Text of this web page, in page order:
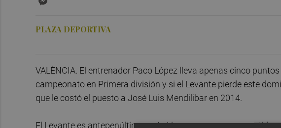
PLAZA DEPORTIVA
VALÈNCIA. El entrenador Paco López lleva apenas cinco
campeonato en Primera división y si el Levante pierde este
que le costó el puesto a José Luis Mendilibar en 2014.
El Levante es antepenúltimo en LaLiga, aunque con un partido